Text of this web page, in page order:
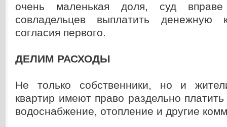
очень маленькая доля, суд вправе
совладельцев выплатить денежную
согласия первого.
ДЕЛИМ РАСХОДЫ
Не только собственники, но и
квартир имеют право раздельно платить
водоснабжение, отопление и другие